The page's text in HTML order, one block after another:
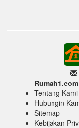
Tentang Kami
Hubungin
Sitemap
Kebijakan